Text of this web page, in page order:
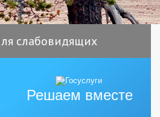
слабовидящих
Решаем вместе